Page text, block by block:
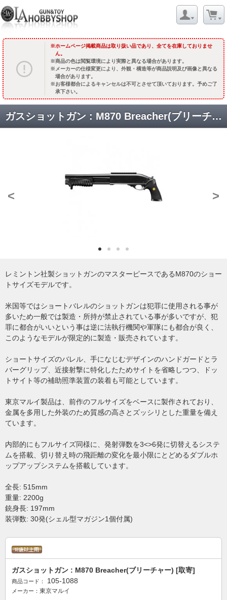
ホームページ掲載商品は取り扱い品であり、全てを在庫しておりませ
ん。
商品の色は閲覧環境により実際と異なる場合があります。
メーカーの仕様変更により、外観・構造等が商品説明及び画像と異なる
場合があります。
お客様都合によるキャンセルは不可とさせて頂いております。予めご了
承下さい。
ガスショットガン : M870 Breacher(ブリーチャー) [取寄]
< >
レミントン社製ショットガンのマスターピースであるM870のショー
トサイズモデルです。
米国等ではショートバレルのショットガンは犯罪に使用される事が
多いため一般では製造・所持が禁止されている事が多いですが、犯
罪に都合がいいという事は逆に法執行機関や軍隊にも都合が良く、
このようなモデルが限定的に製造・販売されています。
ショートサイズのバレル、手になじむデザインのハンドガードとラ
バーグリップ、近接射撃に特化したためサイトを省略しつつ、ドッ
トサイト等の補助照準装置の装着も可能としています。
東京マルイ製品は、前作のフルサイズをベースに製作されており、
金属を多用した外装のため質感の高さとズッシリとした重量を備え
ています。
内部的にもフルサイズ同様に、発射弾数を3<>6発に切替えるシステ
ムを搭載、切り替え時の飛距離の変化を最小限にとどめるダブルホ
ップアップシステムを搭載しています。
全長: 515mm
重量: 2200g
銃身長: 197mm
装弾数: 30発(シェル型マガジン1個付属)
ガスショットガン : M870 Breacher(ブリーチャー) [取寄]
商品コード： 105-1088
メーカー： 東京マルイ